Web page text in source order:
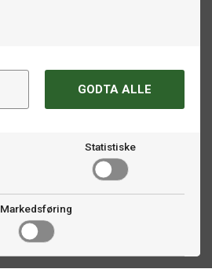
GODTA ALLE
Statistiske
Markedsføring